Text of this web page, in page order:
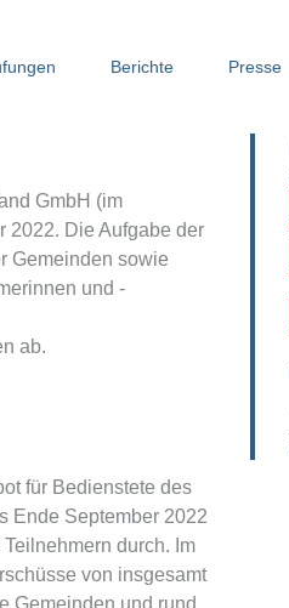
Berichte Presse
GmbH (im
2022. Die Aufgabe der
Gemeinden sowie
und -
ab.
für Bedienstete des
Ende September 2022
durch. Im
von insgesamt